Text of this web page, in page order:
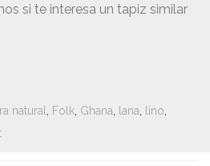
si te interesa un tapiz similar
natural Folk Ghana lana lino